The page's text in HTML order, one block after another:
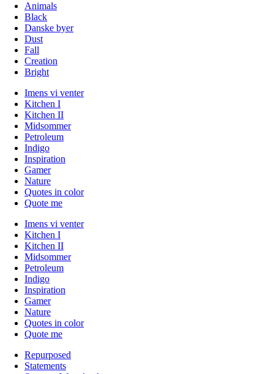
Animals
Black
Danske byer
Dust
Fall
Creation
Bright
Imens vi venter
Kitchen I
Kitchen II
Midsommer
Petroleum
Indigo
Inspiration
Gamer
Nature
Quotes in color
Quote me
Imens vi venter
Kitchen I
Kitchen II
Midsommer
Petroleum
Indigo
Inspiration
Gamer
Nature
Quotes in color
Quote me
Repurposed
Statements